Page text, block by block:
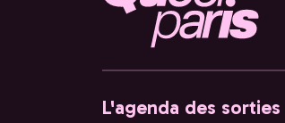
L'agenda des